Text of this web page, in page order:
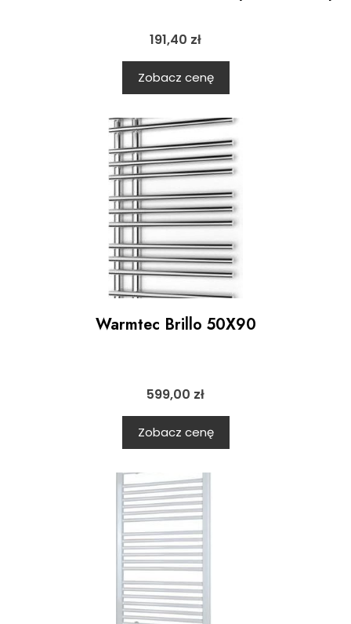
191,40 zł
Zobacz cenę
Warmtec Brillo 50X90
599,00 zł
Zobacz cenę